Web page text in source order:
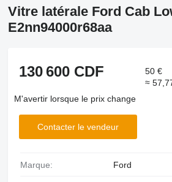
Vitre latérale Ford Cab
E2nn94000r68aa
130 600 CDF
50 €
≈
M'avertir lorsque le prix change
Contacter le vendeur
Marque: Ford